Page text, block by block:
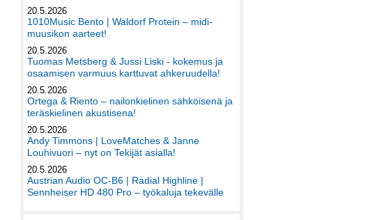
20.5.2026
1010Music Bento | Waldorf Protein – midi-
muusikon aarteet!
20.5.2026
Tuomas Metsberg & Jussi Liski - kokemus ja
osaamisen varmuus karttuvat ahkeruudella!
20.5.2026
Ortega & Riento – nailonkielinen sähköisenä ja
teräskielinen akustisena!
20.5.2026
Andy Timmons | LoveMatches & Janne
Louhivuori – nyt on Tekijät asialla!
20.5.2026
Austrian Audio OC-B6 | Radial Highline |
Sennheiser HD 480 Pro – työkaluja tekevälle